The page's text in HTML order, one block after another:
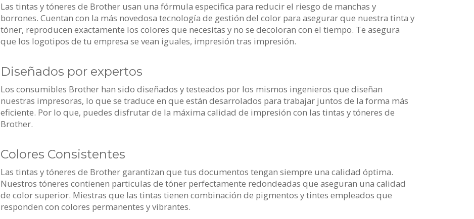
Las tintas y tóneres de Brother usan una fórmula especifica para reducir el riesgo de manchas y
borrones. Cuentan con la más novedosa tecnología de gestión del color para asegurar que nuestra tinta y
tóner, reproducen exactamente los colores que necesitas y no se decoloran con el tiempo. Te asegura
que los logotipos de tu empresa se vean iguales, impresión tras impresión.
Diseñados por expertos
Los consumibles Brother han sido diseñados y testeados por los mismos ingenieros que diseñan
nuestras impresoras, lo que se traduce en que están desarrolados para trabajar juntos de la forma más
eficiente. Por lo que, puedes disfrutar de la máxima calidad de impresión con las tintas y tóneres de
Brother.
Colores Consistentes
Las tintas y tóneres de Brother garantizan que tus documentos tengan siempre una calidad óptima.
Nuestros tóneres contienen particulas de tóner perfectamente redondeadas que aseguran una calidad
de color superior. Miestras que las tintas tienen combinación de pigmentos y tintes empleados que
responden con colores permanentes y vibrantes.